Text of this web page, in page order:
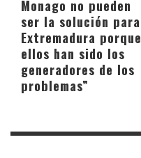
Monago no pueden
ser la solución para
Extremadura porque
ellos han sido los
generadores de los
problemas”